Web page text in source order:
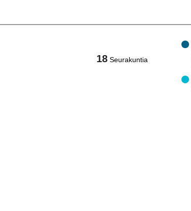
18 Seurakuntia